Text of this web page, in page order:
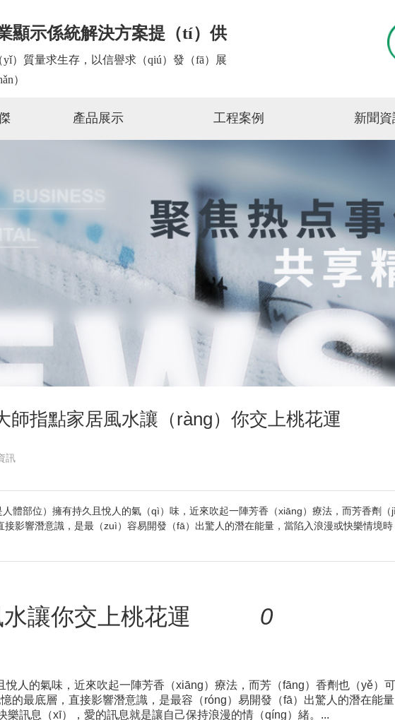
顯示係統解決方案提（tí）供
yǐ）質量求生存，以信譽求（qiú）發（fā）展
）
產品展示 工程案例 新聞資
師指點家居風水讓（ràng）你交上桃花運
訊
體部位）擁有持久且悅人的氣（qì）味，近來吹起一陣芳香（xiāng）療法，而芳香劑
影響潛意識，是最（zuì）容易開發（fā）出驚人的潛在能量，當陷入浪漫或快樂情境
讓你交上桃花運 0
人的氣味，近來吹起一陣芳香（xiāng）療法，而芳（fāng）香劑也（yě）
的最底層，直接影響潛意識，是最容（róng）易開發（fā）出驚人的潛在能
訊息（xī），愛的訊息就是讓自己保持浪漫的情（qíng）緒。...